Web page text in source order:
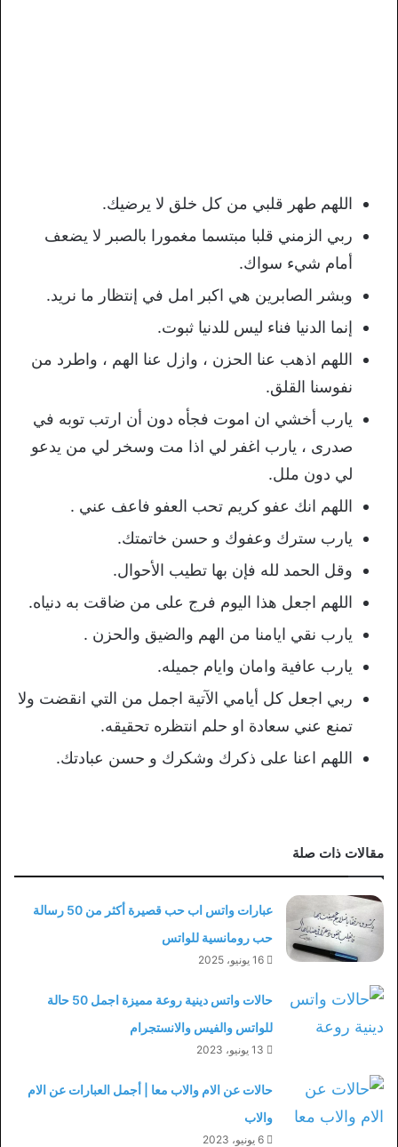
اللهم طهر قلبي من كل خلق لا يرضيك.
ربي الزمني قلبا مبتسما مغمورا بالصبر لا يضعف
أمام شيء سواك.
وبشر الصابرين هي اكبر امل في إنتظار ما نريد.
إنما الدنيا فناء ليس للدنيا ثبوت.
اللهم اذهب عنا الحزن ، وازل عنا الهم ، واطرد من
نفوسنا القلق.
يارب أخشي ان اموت فجأه دون أن ارتب توبه في
صدرى ، يارب اغفر لي اذا مت وسخر لي من يدعو
لي دون ملل.
اللهم انك عفو كريم تحب العفو فاعف عني .
يارب سترك وعفوك و حسن خاتمتك.
وقل الحمد لله فإن بها تطيب الأحوال.
اللهم اجعل هذا اليوم فرج على من ضاقت به دنياه.
يارب نقي ايامنا من الهم والضيق والحزن .
يارب عافية وامان وايام جميله.
ربي اجعل كل أيامي الآتية اجمل من التي انقضت ولا
تمنع عني سعادة او حلم انتظره تحقيقه.
اللهم اعنا على ذكرك وشكرك و حسن عبادتك.
مقالات ذات صلة
عبارات واتس اب حب قصيرة أكثر من 50 رسالة
حب رومانسية للواتس
16 يونيو، 2025
حالات واتس دينية روعة مميزة اجمل 50 حالة
للواتس والفيس والانستجرام
13 يونيو، 2023
حالات عن الام والاب معا | أجمل العبارات عن الام
والاب
6 يونيو، 2023